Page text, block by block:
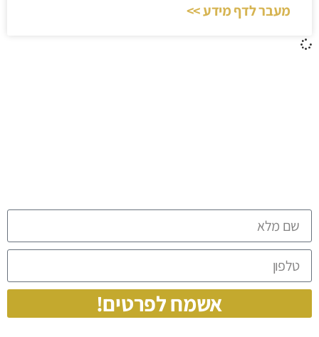
מעבר לדף מידע >>
אשמח לפרטים!